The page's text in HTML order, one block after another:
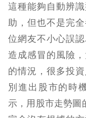
這種能夠自動辨
助，但也不是完
位網友不小心誤
造成感冒的風險
的情況，很多投
別進出股市的時
示，用股市走勢圖